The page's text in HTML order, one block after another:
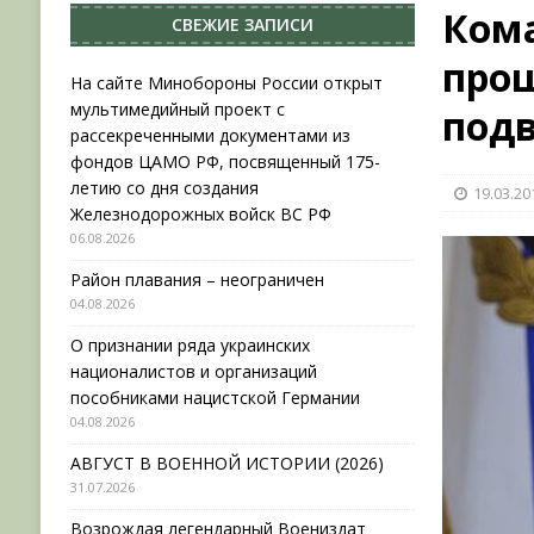
НОВОСТИ
[ 31.07.2026 ]
АВГУСТ В ВОЕННОЙ ИСТОРИИ
[ 19.07.2026 ]
[ 06.08.2026 ] На сайте Минобороны России
фондов ЦАМО РФ, посвященный 175-летию со
СВЕЖИЕ ЗАПИСИ
На сайте Минобороны России открыт
мультимедийный проект с
рассекреченными документами из
фондов ЦАМО РФ, посвященный 175-
летию со дня создания
Железнодорожных войск ВС РФ
06.08.2026
Район плавания – неограничен
04.08.2026
О признании ряда украинских
националистов и организаций
пособниками нацистской Германии
04.08.2026
АВГУСТ В ВОЕННОЙ ИСТОРИИ (2026)
31.07.2026
Возрождая легендарный Воениздат